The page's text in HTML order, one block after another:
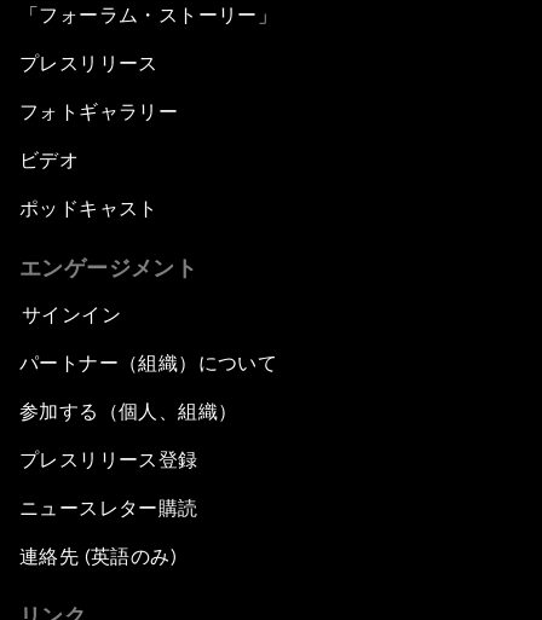
「フォーラム・ストーリー」
プレスリリース
フォトギャラリー
ビデオ
ポッドキャスト
エンゲージメント
サインイン
パートナー（組織）について
参加する（個人、組織）
プレスリリース登録
ニュースレター購読
連絡先 (英語のみ)